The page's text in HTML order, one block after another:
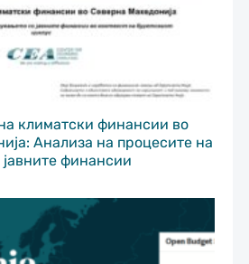
климатски финансии во
Анализа на процесите на
финансии